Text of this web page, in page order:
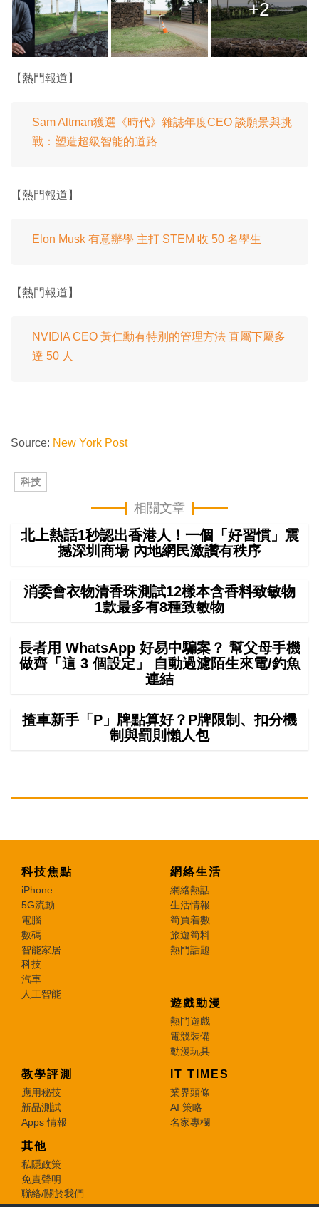
+2
【熱門報道】
Sam Altman獲選《時代》雜誌年度CEO 談願景與挑
戰：塑造超級智能的道路
【熱門報道】
Elon Musk 有意辦學 主打 STEM 收 50 名學生
【熱門報道】
NVIDIA CEO 黃仁勳有特別的管理方法 直屬下屬多
達 50 人
Source: New York Post
科技
相關文章
北上熱話1秒認出香港人！一個「好習慣」震
撼深圳商場 內地網民激讚有秩序
消委會衣物清香珠測試12樣本含香料致敏物
1款最多有8種致敏物
長者用 WhatsApp 好易中騙案？ 幫父母手機
做齊「這 3 個設定」 自動過濾陌生來電/釣魚
連結
揸車新手「P」牌點算好？P牌限制、扣分機
制與罰則懶人包
科技焦點
iPhone
5G流動
電腦
數碼
智能家居
科技
汽車
人工智能
網絡生活
網絡熱話
生活情報
筍買着數
旅遊筍料
熱門話題
遊戲動漫
熱門遊戲
電競裝備
動漫玩具
教學評測
應用秘技
新品測試
Apps 情報
IT TIMES
業界頭條
AI 策略
名家專欄
其他
私隱政策
免責聲明
聯絡/關於我們